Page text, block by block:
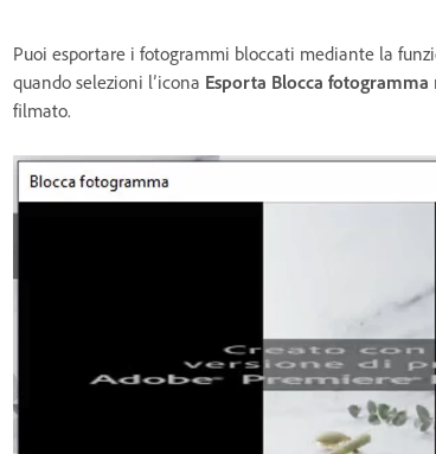
Puoi esportare i fotogrammi bloccati mediante la
quando selezioni l’icona Esporta Blocca fotogramma
filmato.